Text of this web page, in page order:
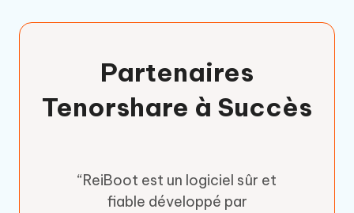
Partenaires
Tenorshare à Succès
“ReiBoot est un logiciel sûr et
fiable développé par